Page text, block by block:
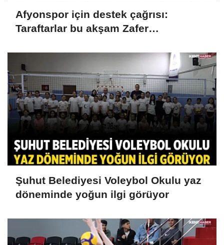
Afyonspor için destek çağrısı:
Taraftarlar bu akşam Zafer
Şuhut Belediyesi Voleybol Okulu yaz
döneminde yoğun ilgi görüyor